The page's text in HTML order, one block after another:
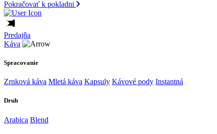
Pokračovať k pokladni
Predajňa
Káva
Spracovanie
Zrnková káva Mletá káva Kapsuly Kávové pody Instantná
Druh
Arabica Blend